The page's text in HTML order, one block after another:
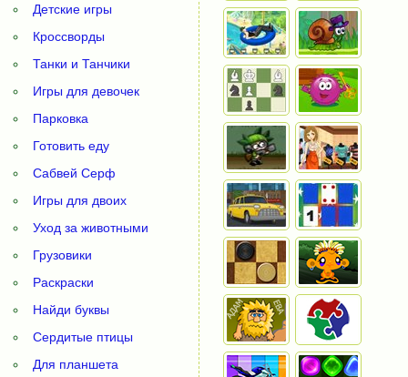
Детские игры
Кроссворды
Танки и Танчики
Игры для девочек
Парковка
Готовить еду
Сабвей Серф
Игры для двоих
Уход за животными
Грузовики
Раскраски
Найди буквы
Сердитые птицы
Для планшета